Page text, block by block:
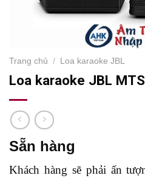
Trang chủ / Loa karaoke JBL
Loa karaoke JBL
Sẵn hàng
Khách hàng sẽ phải ấn